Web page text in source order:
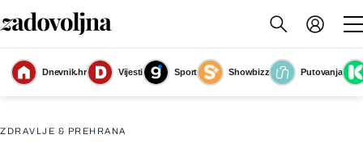
Dnevnik.hr Vijesti Sport Showbizz
Putovanja
Sacher torta
(Foto: Shutterstock)
ZDRAVLJE & PREHRANA